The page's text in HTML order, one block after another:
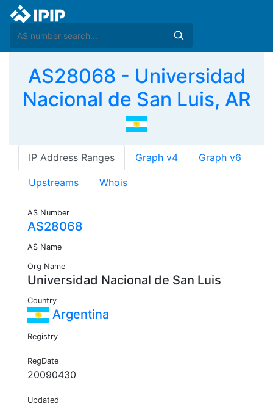
AS28068 - Universidad
Nacional de San Luis, AR
IP Address Ranges Graph v4 Graph v6
Upstreams Whois
AS Number
AS28068
AS Name
Org Name
Universidad Nacional de San Luis
Country
Argentina
Registry
RegDate
20090430
Updated